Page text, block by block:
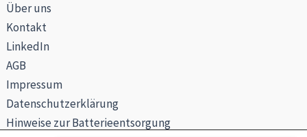
Über uns
Kontakt
LinkedIn
AGB
Impressum
Datenschutzerklärung
Hinweise zur Batterieentsorgung